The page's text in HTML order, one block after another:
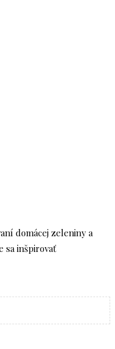
domácej zeleniny a
sa inšpirovať